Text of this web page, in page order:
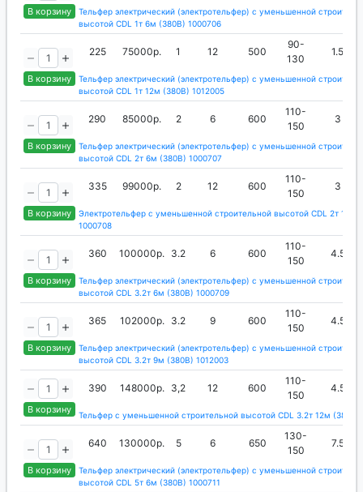
В корзину
Тельфер электрический (электротельфер) с уменьшенной
высотой CDL 1т 6м (380В) 1000706
В корзину
225 75000р. 1 12 500
90-
130
1.5
Тельфер электрический (электротельфер) с уменьшенной
высотой CDL 1т 12м (380В) 1012005
В корзину
290 85000р. 2 6 600
110-
150
3
Тельфер электрический (электротельфер) с уменьшенной
высотой CDL 2т 6м (380В) 1000707
В корзину
335 99000р. 2 12 600
110-
150
3
Электротельфер с уменьшенной строительной высотой CDL 2т 12м
1000708
В корзину
360 100000р. 3.2 6 600
110-
150
4.5
Тельфер электрический (электротельфер) с уменьшенной
высотой CDL 3.2т 6м (380В) 1000709
В корзину
365 102000р. 3.2 9 600
110-
150
4.5
Тельфер электрический (электротельфер) с уменьшенной
высотой CDL 3.2т 9м (380В) 1012003
В корзину
390 148000р. 3,2 12 600
110-
150
4.5
Тельфер с уменьшенной строительной высотой CDL 3.2т 12м (380В)
В корзину
640 130000р. 5 6 650
130-
150
7.5
Тельфер электрический (электротельфер) с уменьшенной
высотой CDL 5т 6м (380В) 1000711